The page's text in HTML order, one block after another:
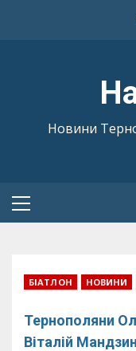
Новини
Primary
БІАТЛОН НОВИНИ
Тернополяни
Віталій